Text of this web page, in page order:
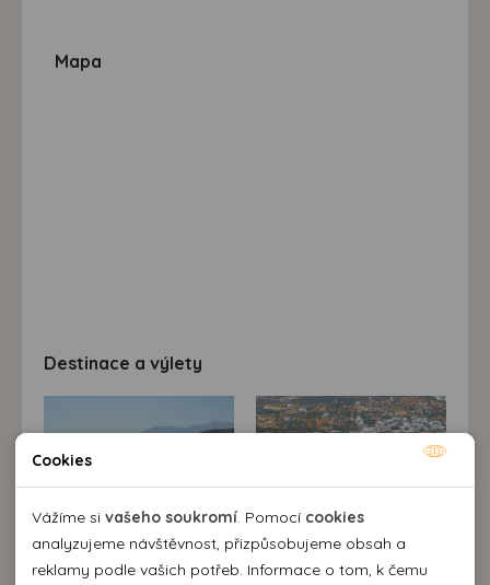
Mapa
Destinace a výlety
Cookies
Vážíme si vašeho soukromí. Pomocí cookies
analyzujeme návštěvnost, přizpůsobujeme obsah a
reklamy podle vašich potřeb. Informace o tom, k čemu
Nutné cookies pomáhají, aby byla webová stránka
použitelná tak, že umožní základní funkce jako navigace
stránky a přístup k zabezpečeným sekcím webové stránky.